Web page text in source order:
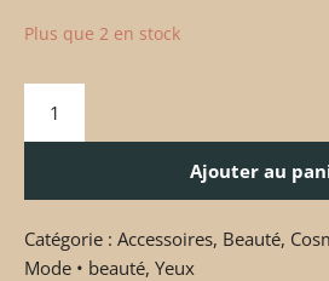
Plus que 2 en stock
Ajouter au
Catégorie : Accessoires, Beauté,
Mode • beauté, Yeux